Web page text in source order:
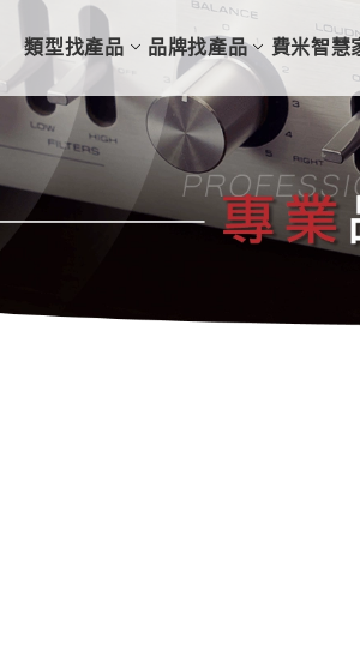
類型找產品 品牌找產品 費米智慧